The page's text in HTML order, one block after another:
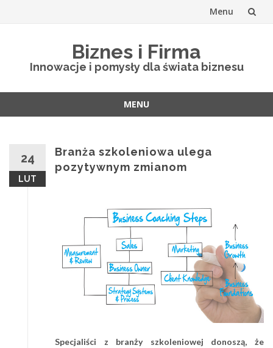
Menu
Biznes i Firma
Innowacje i pomysły dla świata biznesu
MENU
24
LUT
Branża szkoleniowa ulega
pozytywnym zmianom
Specjaliści z branży szkoleniowej donoszą, że